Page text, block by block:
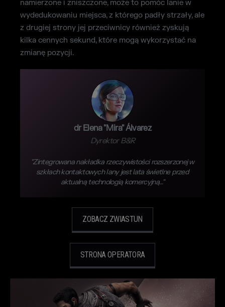
dr Elena "Mira" Álvarez
Dyrektor B&R
"Zintegrowana nakładka rzeczywistości rozszerzonej w
szkłach kontaktowych Iany jest lata świetlne przed
aktualną technologią komercyjną…"
namierzone i zniszczone, może to pomóc Ianie w
wydedukowaniu miejsca, z którego padły strzały, ale
z drugiej strony jej przeciwnicy również zyskują
kilka cennych sekund, które mogą wykorzystać na
zmianę pozycji.
ZOBACZ ZWIASTUN
STRONA OPERATORA